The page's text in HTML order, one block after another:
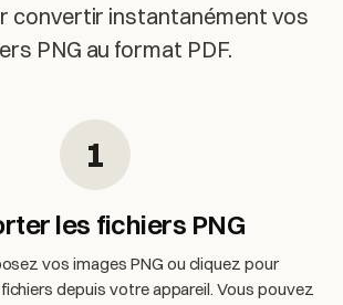
convertir instantanément vos
PNG au format PDF.
1
les fichiers PNG
vos images PNG ou cliquez pour
depuis votre appareil. Vous pouvez